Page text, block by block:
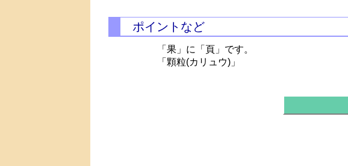
ポイントなど
「果」に「頁」です。
「顆粒(カリュウ)」